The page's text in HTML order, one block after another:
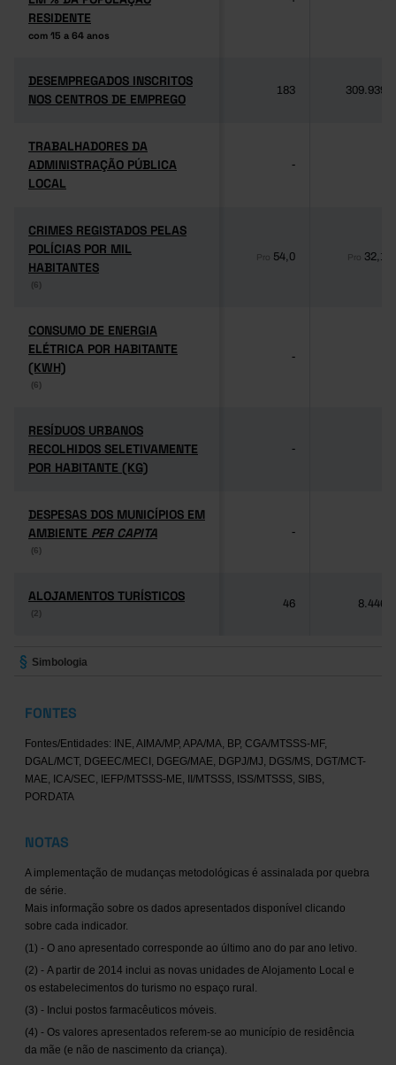
RESIDENTE
com 15 a 64 anos
RESIDENTE
com 15 a 64 anos
DESEMPREGADOS INSCRITOS
NOS CENTROS DE EMPREGO
DESEMPREGADOS INSCRITOS
NOS CENTROS DE EMPREGO
183 309.939
TRABALHADORES DA
ADMINISTRAÇÃO PÚBLICA
LOCAL
TRABALHADORES DA
ADMINISTRAÇÃO PÚBLICA
LOCAL
-
CRIMES REGISTADOS PELAS
POLÍCIAS POR MIL
HABITANTES
(6)
CRIMES REGISTADOS PELAS
POLÍCIAS POR MIL
HABITANTES
(6)
Pro 54,0 Pro 32,1
CONSUMO DE ENERGIA
ELÉTRICA POR HABITANTE
(KWH)
(6)
CONSUMO DE ENERGIA
ELÉTRICA POR HABITANTE
(KWH)
(6)
-
RESÍDUOS URBANOS
RECOLHIDOS SELETIVAMENTE
POR HABITANTE (KG)
RESÍDUOS URBANOS
RECOLHIDOS SELETIVAMENTE
POR HABITANTE (KG)
-
DESPESAS DOS MUNICÍPIOS EM
AMBIENTE PER CAPITA
(6)
DESPESAS DOS MUNICÍPIOS EM
AMBIENTE PER CAPITA
(6)
-
ALOJAMENTOS TURÍSTICOS
(2)
ALOJAMENTOS TURÍSTICOS
(2)
46 8.446
Simbologia
FONTES
Fontes/Entidades: INE, AIMA/MP, APA/MA, BP, CGA/MTSSS-MF,
DGAL/MCT, DGEEC/MECI, DGEG/MAE, DGPJ/MJ, DGS/MS, DGT/MCT-
MAE, ICA/SEC, IEFP/MTSSS-ME, II/MTSSS, ISS/MTSSS, SIBS,
PORDATA
NOTAS
A implementação de mudanças metodológicas é assinalada por quebra
de série.
Mais informação sobre os dados apresentados disponível clicando
sobre cada indicador.
(1) - O ano apresentado corresponde ao último ano do par ano letivo.
(2) - A partir de 2014 inclui as novas unidades de Alojamento Local e
os estabelecimentos do turismo no espaço rural.
(3) - Inclui postos farmacêuticos móveis.
(4) - Os valores apresentados referem-se ao município de residência
da mãe (e não de nascimento da criança).